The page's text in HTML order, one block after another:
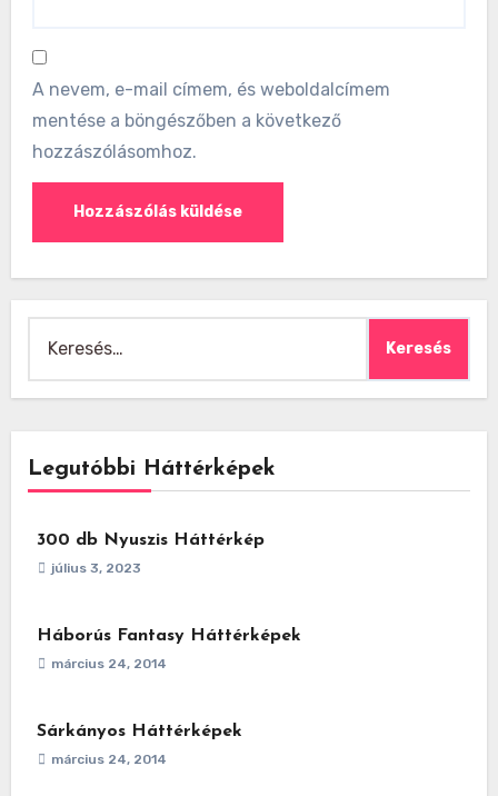
A nevem, e-mail címem, és weboldalcímem
mentése a böngészőben a következő
hozzászólásomhoz.
Legutóbbi Háttérképek
300 db Nyuszis Háttérkép
július 3, 2023
Háborús Fantasy Háttérképek
március 24, 2014
Sárkányos Háttérképek
március 24, 2014